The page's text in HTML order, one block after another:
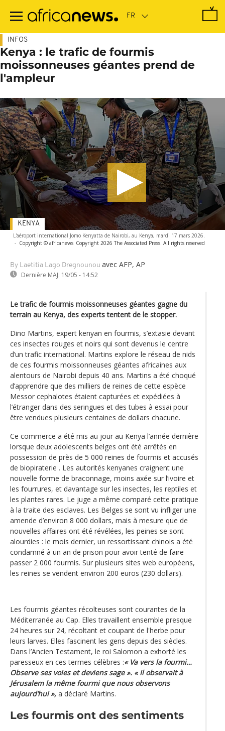
contenu
INFOS
Kenya : le trafic de fourmis
moissonneuses géantes prend de
l'ampleur
L'aéroport international Jomo Kenyatta de Nairobi, au Kenya, mardi 17 mars 2026.
- Copyright © africanews Copyright 2026 The Associated Press. All rights reserved
By Laetitia Lago Dregnounou avec AFP, AP
Dernière MAJ: 19/05 - 14:52
KENYA
Le trafic de fourmis moissonneuses géantes gagne du
terrain au Kenya, des experts tentent de le stopper.
Dino Martins, expert kenyan en fourmis, s’extasie devant
ces insectes rouges et noirs qui sont devenus le centre
d’un trafic international. Martins explore le réseau de nids
de ces fourmis moissonneuses géantes africaines aux
alentours de Nairobi depuis 40 ans. Martins a été choqué
d’apprendre que des milliers de reines de cette espèce
Messor cephalotes étaient capturées et expédiées à
l’étranger dans des seringues et des tubes à essai pour
être vendues plusieurs centaines de dollars chacune.
Ce commerce a été mis au jour au Kenya l’année dernière
lorsque deux adolescents belges ont été arrêtés en
possession de près de 5 000 reines de fourmis et accusés
de biopiraterie . Les autorités kenyanes craignent une
nouvelle forme de braconnage, moins axée sur l’ivoire et
les fourrures, et davantage sur les insectes, les reptiles et
les plantes rares. Le juge a même comparé cette pratique
à la traite des esclaves. Les Belges se sont vu infliger une
amende d’environ 8 000 dollars, mais à mesure que de
nouvelles affaires ont été révélées, les peines se sont
alourdies : le mois dernier, un ressortissant chinois a été
condamné à un an de prison pour avoir tenté de faire
passer 2 000 fourmis. Sur plusieurs sites web européens,
les reines se vendent environ 200 euros (230 dollars).
Les fourmis géantes récolteuses sont courantes de la
Méditerranée au Cap. Elles travaillent ensemble presque
24 heures sur 24, récoltant et coupant de l'herbe pour
leurs larves. Elles fascinent les gens depuis des siècles.
Dans l’Ancien Testament, le roi Salomon a exhorté les
paresseux en ces termes célèbres :« Va vers la fourmi…
Observe ses voies et deviens sage ». « Il observait à
Jérusalem la même fourmi que nous observons
aujourd’hui », a déclaré Martins.
Les fourmis ont des sentiments